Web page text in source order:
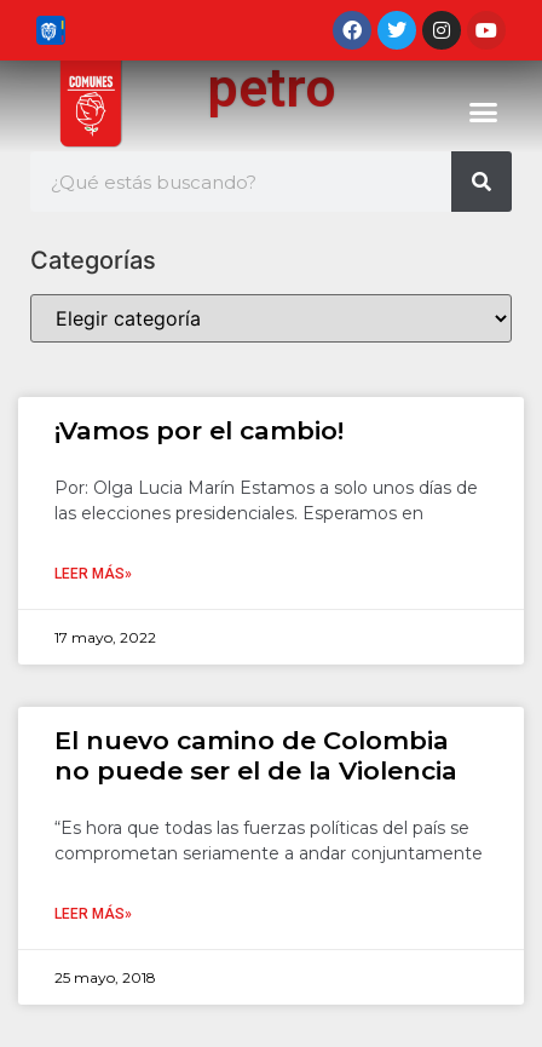
petro
Categorías
¡Vamos por el cambio!
Por: Olga Lucia Marín Estamos a solo unos días de
las elecciones presidenciales. Esperamos en
LEER MÁS»
17 mayo, 2022
El nuevo camino de Colombia
no puede ser el de la Violencia
“Es hora que todas las fuerzas políticas del país se
comprometan seriamente a andar conjuntamente
LEER MÁS»
25 mayo, 2018